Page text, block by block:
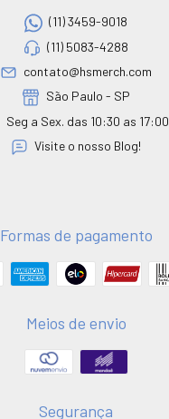
(11) 3459-9018
(11) 5083-4288
contato@hsmerch.com
São Paulo - SP
Seg a Sex. das 10:30 as 17:00
Visite o nosso Blog!
Formas de pagamento
Meios de envio
Segurança